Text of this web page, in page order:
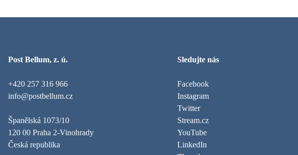
Post Bellum, z. ú.
+420 257 316 966
info@postbellum.cz
Španělská 1073/10
120 00 Praha 2-Vinohrady
Česká republika
Sledujte nás
Facebook
Instagram
Twitter
Stream.cz
YouTube
LinkedIn